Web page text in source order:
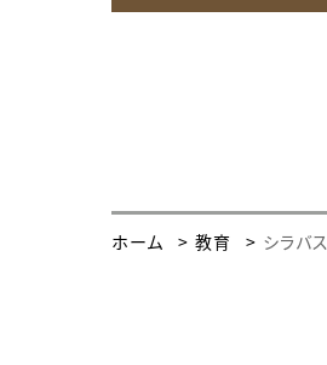
ホーム 教育 シラバス